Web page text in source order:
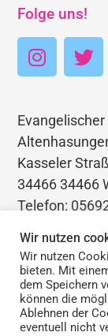
Folge uns!
Kasseler
34466 34466
Telefon:
Impressum
Wir nutzen
Wir nutzen
bieten. Mit
dem Speichern
können die
Ablehnen der
eventuell nicht